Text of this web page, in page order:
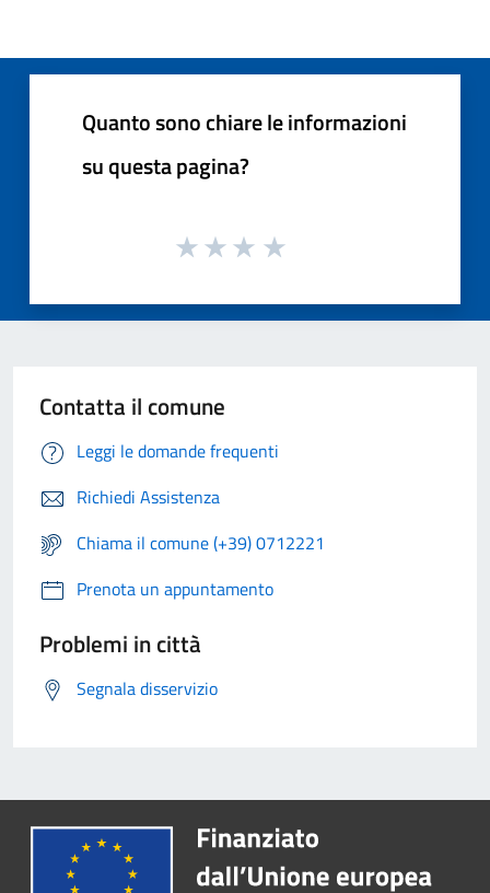
Quanto sono chiare le informazioni
su questa pagina?
Contatta il comune
Leggi le domande frequenti
Richiedi Assistenza
Chiama il comune (+39) 0712221
Prenota un appuntamento
Problemi in città
Segnala disservizio